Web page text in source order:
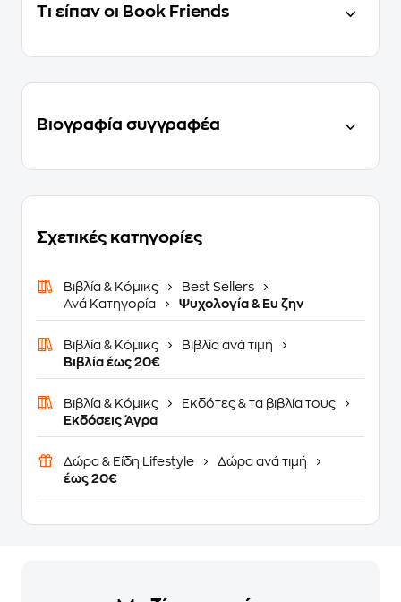
Τι είπαν οι Book Friends
Βιογραφία συγγραφέα
Σχετικές κατηγορίες
Βιβλία & Κόμικς
Best Sellers
Ανά Κατηγορία
Ψυχολογία & Ευ ζην
Βιβλία & Κόμικς
Βιβλία ανά τιμή
Βιβλία έως 20€
Βιβλία & Κόμικς
Εκδότες & τα βιβλία τους
Eκδόσεις Άγρα
Δώρα & Είδη Lifestyle
Δώρα ανά τιμή
έως 20€